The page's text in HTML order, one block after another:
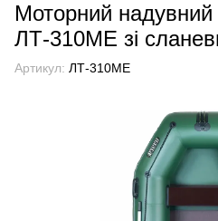
Моторний
ЛТ-310МЕ зі
Артикул: ЛТ-310МЕ